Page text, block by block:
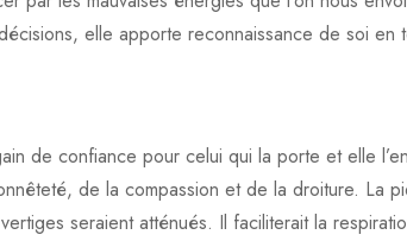
elle apporte reconnaissance de soi en
de confiance pour celui qui la porte et elle
de la compassion et de la droiture. La
seraient atténués. Il faciliterait la